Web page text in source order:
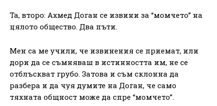
Та, второ: Ахмед Доган се извини за “момчето” на
цялото общество. Два пъти.
Мен са ме учили, че извинения се приемат, или
дори да се съмняваш в истинността им, не се
отблъскват грубо. Затова и съм склонна да
разбера и да чуя думите на Доган, че само
тяхната общност може да спре “момчето”.